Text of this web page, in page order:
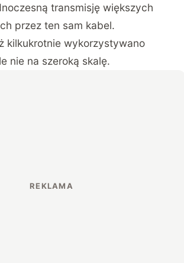
transmisję większych
przez ten sam kabel.
kilkukrotnie wykorzystywano
nie na szeroką skalę.